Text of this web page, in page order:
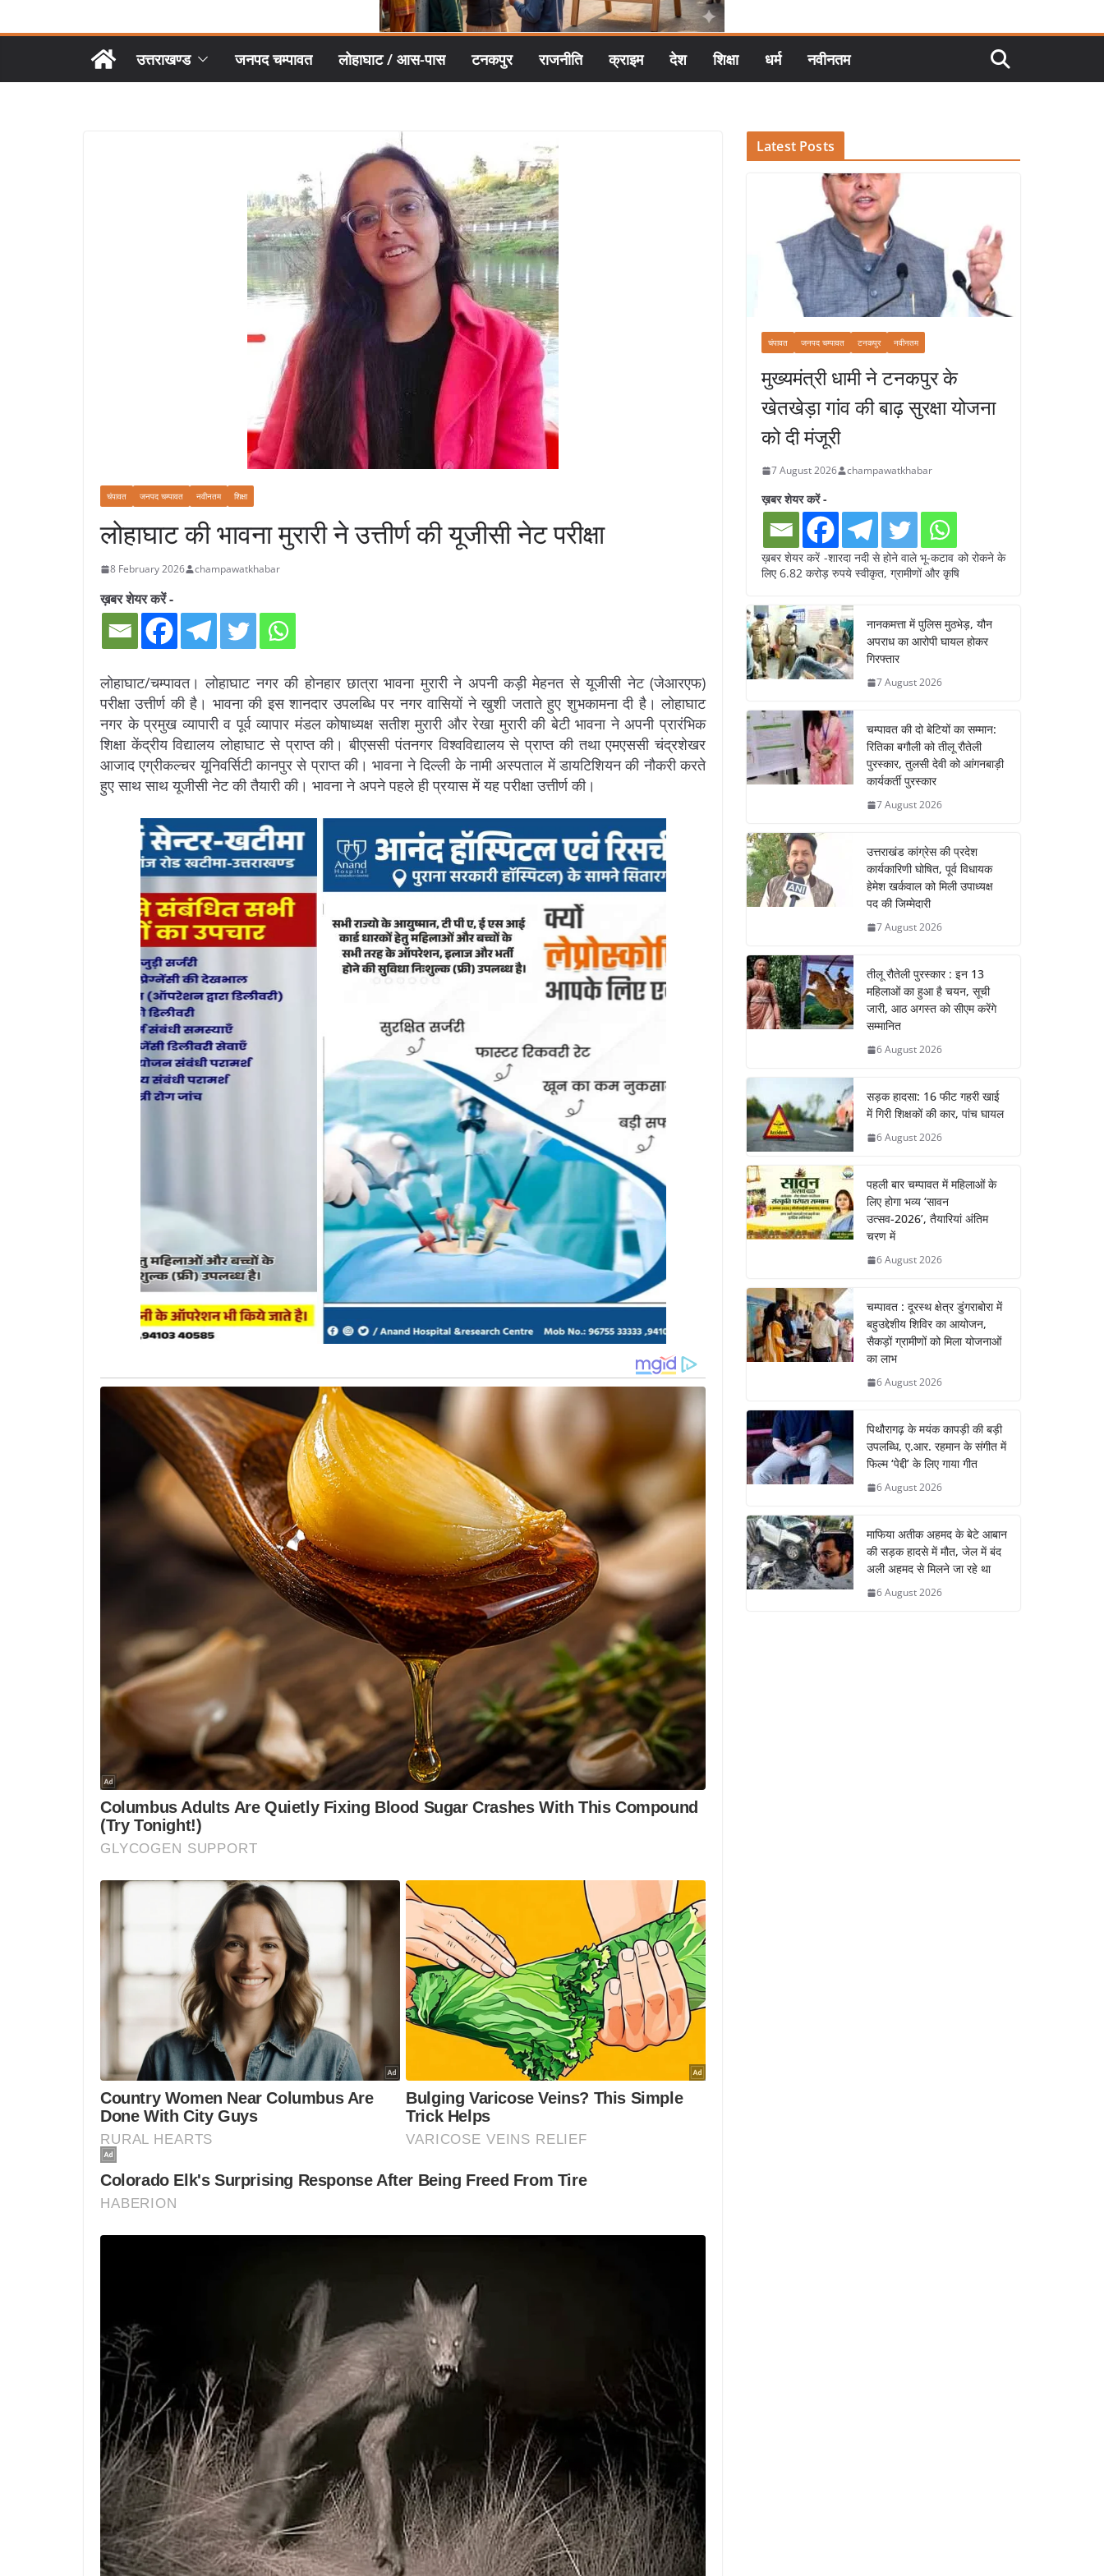
उत्तराखण्ड जनपद चम्पावत लोहाघाट / आस-पास टनकपुर राजनीति क्राइम देश शिक्षा धर्म नवीनतम
चंपावत जनपद चम्पावत नवीनतम शिक्षा
लोहाघाट की भावना मुरारी ने उत्तीर्ण की यूजीसी नेट परीक्षा
8 February 2026 champawatkhabar
ख़बर शेयर करें -
लोहाघाट/चम्पावत। लोहाघाट नगर की होनहार छात्रा भावना मुरारी ने अपनी कड़ी मेहनत से यूजीसी नेट (जेआरएफ)
परीक्षा उत्तीर्ण की है। भावना की इस शानदार उपलब्धि पर नगर वासियों ने खुशी जताते हुए शुभकामना दी है। लोहाघाट
नगर के प्रमुख व्यापारी व पूर्व व्यापार मंडल कोषाध्यक्ष सतीश मुरारी और रेखा मुरारी की बेटी भावना ने अपनी प्रारंभिक
शिक्षा केंद्रीय विद्यालय लोहाघाट से प्राप्त की। बीएससी पंतनगर विश्वविद्यालय से प्राप्त की तथा एमएससी चंद्रशेखर
आजाद एग्रीकल्चर यूनिवर्सिटी कानपुर से प्राप्त की। भावना ने दिल्ली के नामी अस्पताल में डायटिशियन की नौकरी करते
हुए साथ साथ यूजीसी नेट की तैयारी की। भावना ने अपने पहले ही प्रयास में यह परीक्षा उत्तीर्ण की।
Latest Posts
चंपावत जनपद चम्पावत टनकपुर नवीनतम
मुख्यमंत्री धामी ने टनकपुर के
खेतखेड़ा गांव की बाढ़ सुरक्षा योजना
को दी मंजूरी
7 August 2026 champawatkhabar
ख़बर शेयर करें -
ख़बर शेयर करें -शारदा नदी से होने वाले भू-कटाव को रोकने के
लिए 6.82 करोड़ रुपये स्वीकृत, ग्रामीणों और कृषि
नानकमत्ता में पुलिस मुठभेड़, यौन
अपराध का आरोपी घायल होकर
गिरफ्तार
7 August 2026
चम्पावत की दो बेटियों का सम्मान:
रितिका बगौली को तीलू रौतेली
पुरस्कार, तुलसी देवी को आंगनबाड़ी
कार्यकर्ती पुरस्कार
7 August 2026
उत्तराखंड कांग्रेस की प्रदेश
कार्यकारिणी घोषित, पूर्व विधायक
हेमेश खर्कवाल को मिली उपाध्यक्ष
पद की जिम्मेदारी
7 August 2026
तीलू रौतेली पुरस्कार : इन 13
महिलाओं का हुआ है चयन, सूची
जारी, आठ अगस्त को सीएम करेंगे
सम्मानित
6 August 2026
सड़क हादसा: 16 फीट गहरी खाई
में गिरी शिक्षकों की कार, पांच घायल
6 August 2026
पहली बार चम्पावत में महिलाओं के
लिए होगा भव्य ‘सावन
उत्सव-2026’, तैयारियां अंतिम
चरण में
6 August 2026
चम्पावत : दूरस्थ क्षेत्र डुंगराबोरा में
बहुउद्देशीय शिविर का आयोजन,
सैकड़ों ग्रामीणों को मिला योजनाओं
का लाभ
6 August 2026
पिथौरागढ़ के मयंक कापड़ी की बड़ी
उपलब्धि, ए.आर. रहमान के संगीत में
फिल्म ‘पेद्दी’ के लिए गाया गीत
6 August 2026
माफिया अतीक अहमद के बेटे आबान
की सड़क हादसे में मौत, जेल में बंद
अली अहमद से मिलने जा रहे था
6 August 2026